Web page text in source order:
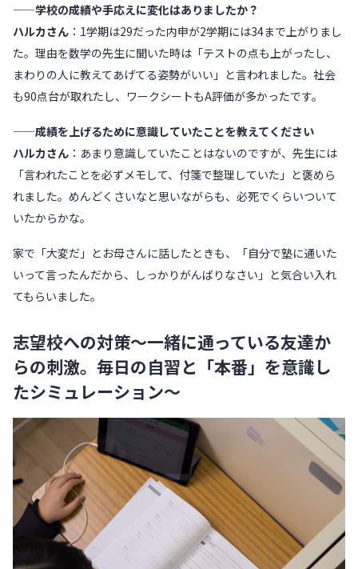
——学校の成績や手応えに変化はありましたか？
ハルカさん ：1学期は29だった内申が2学期には34まで上がりまし
た。理由を数学の先生に聞いた時は「テストの点も上がったし、
まわりの人に教えてあげてる姿勢がいい」と言われました。社会
も90点台が取れたし、ワークシートもA評価が多かったです。
——成績を上げるために意識していたことを教えてください
ハルカさん ：あまり意識していたことはないのですが、先生には
「言われたことを必ずメモして、付箋で整理していた」と褒めら
れました。めんどくさいなと思いながらも、必死でくらいついて
いたからかな。
家で「大変だ」とお母さんに話したときも、「自分で塾に通いた
いって言ったんだから、しっかりがんばりなさい」と気合い入れ
てもらいました。
志望校への対策〜一緒に通っている友達か
らの刺激。毎日の自習と「本番」を意識し
たシミュレーション〜